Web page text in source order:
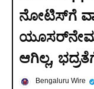
ನೋಟಿಸ್‌ಗೆ
ಯೂಸರ್‌ನೇಮ್
ಆಗಿಲ್ಲ,
Bengaluru Wire